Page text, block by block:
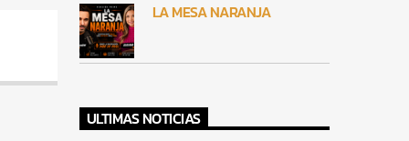
LA MESA NARANJA
ULTIMAS NOTICIAS